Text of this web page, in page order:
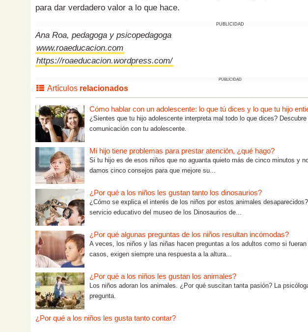
para dar verdadero valor a lo que hace.
PUBLICIDAD
Ana Roa, pedagoga y psicopedagoga
www.roaeducacion.com
https://roaeducacion.wordpress.com/
PUBLICIDAD
Artículos relacionados
Cómo hablar con un adolescente: lo que tú dices y lo que tu hijo
¿Sientes que tu hijo adolescente interpreta mal todo lo que dices?
comunicación con tu adolescente.
Mi hijo tiene problemas para prestar atención, ¿qué hago?
Si tu hijo es de esos niños que no aguanta quieto más de cinco minutos y
damos cinco consejos para que mejore su...
¿Por qué a los niños les gustan tanto los dinosaurios?
¿Cómo se explica el interés de los niños por estos animales
servicio educativo del museo de los Dinosaurios de...
¿Por qué algunas preguntas de los niños resultan incómodas?
A veces, los niños y las niñas hacen preguntas a los adultos como si
casos, exigen siempre una respuesta a la altura...
¿Por qué a los niños les gustan los animales?
Los niños adoran los animales. ¿Por qué suscitan tanta pasión? La
pregunta.
¿Por qué a los niños les gusta tanto contar?